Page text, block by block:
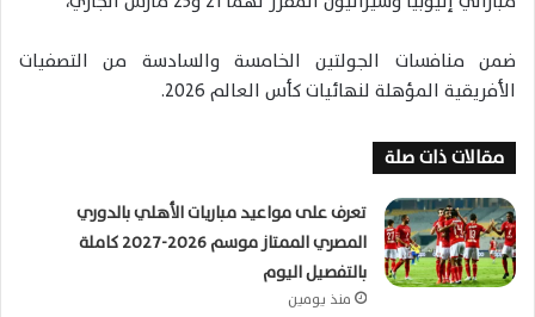
ضمن منافسات الجولتين الخامسة والسادسة من التصفيات
الأفريقية المؤهلة لنهائيات كأس العالم 2026.
مقالات ذات صلة
تعرف على مواعيد مباريات الأهلي بالدوري
المصري الممتاز موسم 2026-2027 كاملة
بالتفصيل اليوم
منذ يومين